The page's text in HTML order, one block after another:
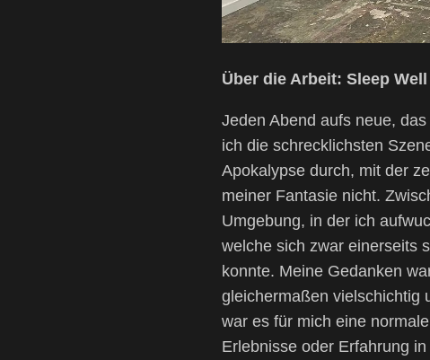
Über die Arbeit: Sleep Well
Jeden Abend aufs neue,
ich die schrecklichsten
Apokalypse durch, mit der
meiner Fantasie nicht.
Umgebung, in der ich
welche sich zwar einerseits
konnte. Meine Gedanken
gleichermaßen vielschichtig
war es für mich eine
Erlebnisse oder Erfahrung